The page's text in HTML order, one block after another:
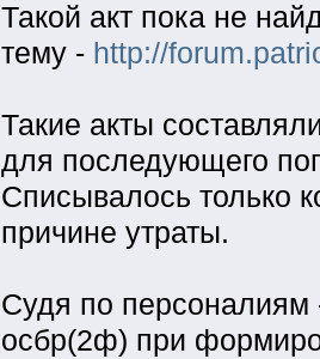
Такой акт пока не
тему - http://
Такие акты
для последующего
Списывалось только
причине утраты.
Судя по персоналиям
осбр(2ф) при